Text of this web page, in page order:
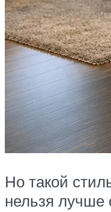
Но такой
нельзя лучше